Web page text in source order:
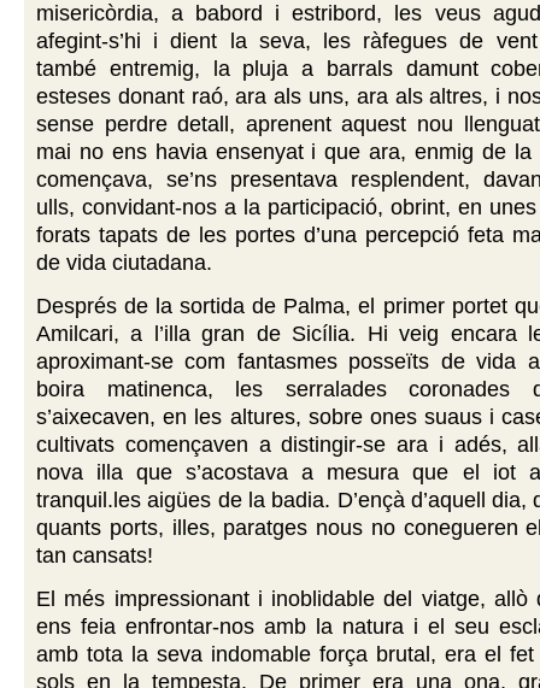
misericòrdia, a babord i estribord, les veus
afegint-s’hi i dient la seva, les ràfegues de vent
també entremig, la pluja a barrals damunt
esteses donant raó, ara als uns, ara als altres, i
sense perdre detall, aprenent aquest nou
mai no ens havia ensenyat i que ara, enmig de la
començava, se’ns presentava resplendent,
ulls, convidant-nos a la participació, obrint, en
forats tapats de les portes d’una percepció feta
de vida ciutadana.
Després de la sortida de Palma, el primer portet
Amilcari, a l’illa gran de Sicília. Hi veig encara
aproximant-se com fantasmes posseïts de vida
boira matinenca, les serralades
s’aixecaven, en les altures, sobre ones suaus i
cultivats començaven a distingir-se ara i adés,
nova illa que s’acostava a mesura que el iot
tranquil.les aigües de la badia. D’ençà d’aquell dia,
quants ports, illes, paratges nous no conegueren
tan cansats!
El més impressionant i inoblidable del viatge, allò
ens feia enfrontar-nos amb la natura i el seu
amb tota la seva indomable força brutal, era el fet
sols en la tempesta. De primer era una ona,